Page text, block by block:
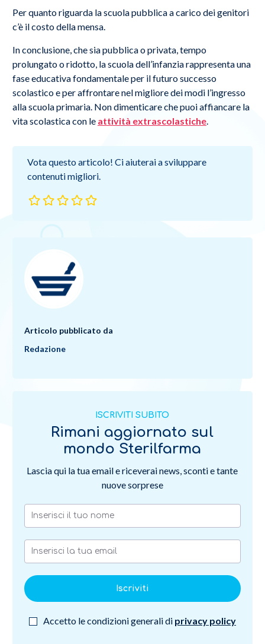
Per quanto riguarda la scuola pubblica a carico dei genitori
c’è il costo della mensa.
In conclusione, che sia pubblica o privata, tempo
prolungato o ridotto, la scuola dell’infanzia rappresenta una
fase educativa fondamentale per il futuro successo
scolastico e per affrontare nel migliore dei modi l’ingresso
alla scuola primaria. Non dimenticare che puoi affiancare la
vita scolastica con le attività extrascolastiche.
Vota questo articolo! Ci aiuterai a sviluppare
contenuti migliori.
Articolo pubblicato da
Redazione
ISCRIVITI SUBITO
Rimani aggiornato sul
mondo Sterilfarma
Lascia qui la tua email e riceverai news, sconti e tante
nuove sorprese
Iscriviti
Accetto le condizioni generali di privacy policy